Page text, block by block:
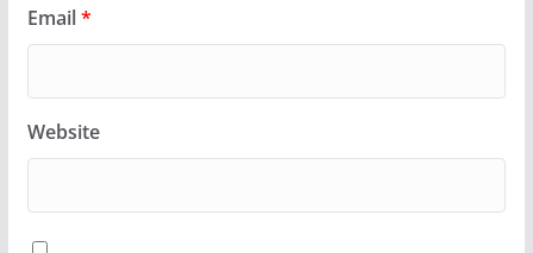
Email*
Website